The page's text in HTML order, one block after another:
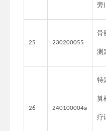
旁)
25 230200055
骨
测
26 240100004a
特
算
疗